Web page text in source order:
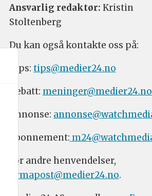
Ansvarlig redaktør: Kristin
Stoltenberg
Du kan også kontakte oss på:
Tips: tips@medier24.no
Debatt: meninger@medier24.no
Annonse:
Abonnement:
For andre henvendelser,
firmapost@medier24.no.